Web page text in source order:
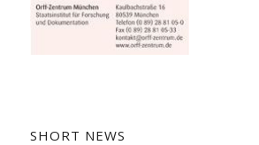
SHORT NEWS